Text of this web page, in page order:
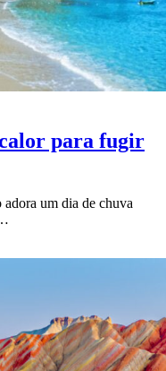
calor para fugir
um dia de chuva